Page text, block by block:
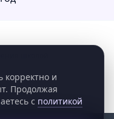
Контакты
корректно и
Продолжая
с политикой